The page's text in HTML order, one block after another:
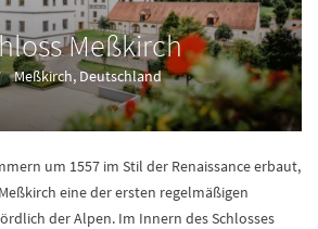
Meßkirch
Meßkirch, Deutschland
um 1557 im Stil der Renaissance erbaut,
eine der ersten regelmäßigen
der Alpen. Im Innern des Schlosses